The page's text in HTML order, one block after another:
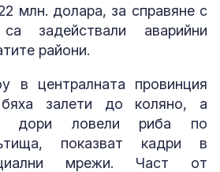
млн. долара, за справяне с
задействали аварийни
райони.
в централната провинция
залети до коляно, а
дори ловели риба по
показват кадри в
мрежи. Част от